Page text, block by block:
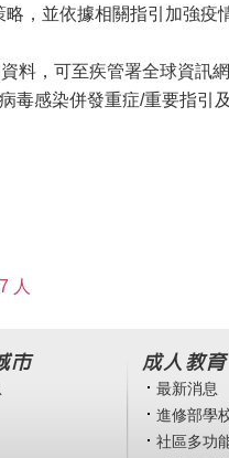
，並依據相關指引加強疫
料，可至疾管署全球資訊網
毒感染併發重症/重要指引
人
市 成人教
最新消息
進修部學
社區多功